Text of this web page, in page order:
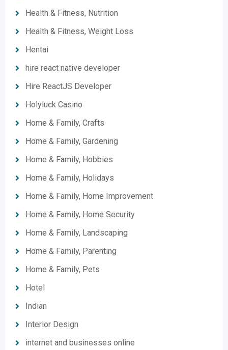
Health & Fitness, Nutrition
Health & Fitness, Weight Loss
Hentai
hire react native developer
Hire ReactJS Developer
Holyluck Casino
Home & Family, Crafts
Home & Family, Gardening
Home & Family, Hobbies
Home & Family, Holidays
Home & Family, Home Improvement
Home & Family, Home Security
Home & Family, Landscaping
Home & Family, Parenting
Home & Family, Pets
Hotel
Indian
Interior Design
internet and businesses online